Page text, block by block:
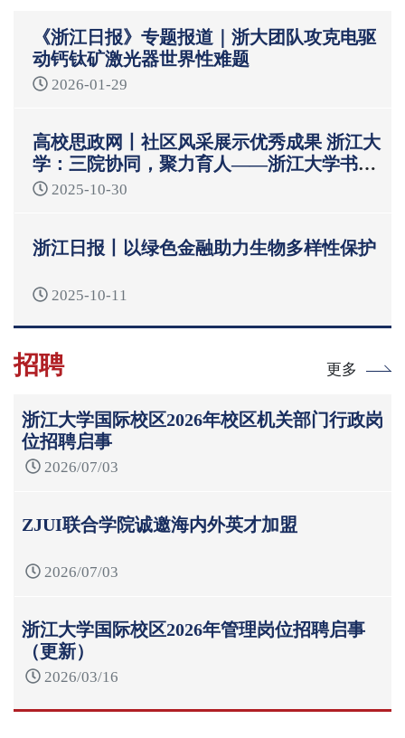
《浙江日报》专题报道｜浙大团队攻克电驱
动钙钛矿激光器世界性难题
2026-01-29
高校思政网丨社区风采展示优秀成果 浙江大
学：三院协同，聚力育人——浙江大学书院
制“一站式”学生社区育人模式
2025-10-30
浙江日报丨以绿色金融助力生物多样性保护
2025-10-11
招聘 更多
浙江大学国际校区2026年校区机关部门行政岗
位招聘启事
2026/07/03
ZJUI联合学院诚邀海内外英才加盟
2026/07/03
浙江大学国际校区2026年管理岗位招聘启事
（更新）
2026/03/16